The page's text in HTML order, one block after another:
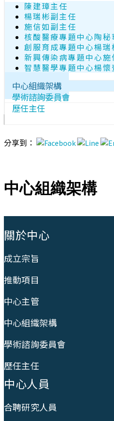
陳建璋主任
楊瑞彬副主任
施信如副主任
核酸醫療專題中心陶秘
創服育成專題中心楊瑞
新興傳染病專題中心施
智慧醫學專題中心楊懷
中心組織架構
學術諮詢委員會
歷任主任
分享到：
中心組織架構
關於中心
成立宗旨
推動項目
中心主管
中心組織架構
學術諮詢委員會
歷任主任
中心人員
合聘研究人員